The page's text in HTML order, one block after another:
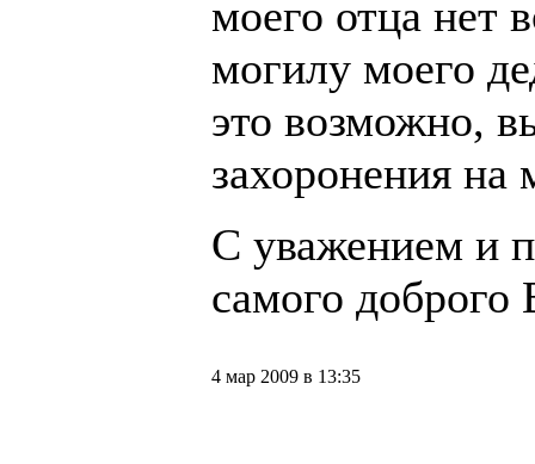
моего отца нет
могилу моего
это возможно,
захоронения
С уважением и
самого доброго
4 мар 2009 в 13:35